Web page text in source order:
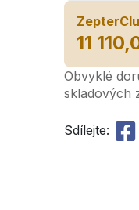
11
Obvyklé
skladových
Sdílejte: